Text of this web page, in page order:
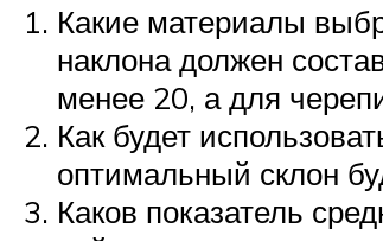
Какие материалы
наклона должен
менее 20, а для
Как будет
оптимальный склон
Каков показатель